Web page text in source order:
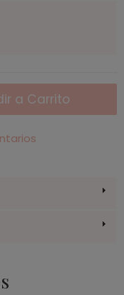
a Carrito